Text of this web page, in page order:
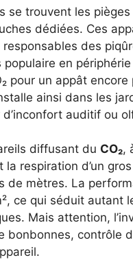
se trouvent les pièges
dédiées. Ces
des
en
pour un appât
ainsi dans les
auditif ou
diffusant du CO₂,
respiration d’un
de mètres. La
ce qui séduit
Mais attention,
bonbonnes, contrôle